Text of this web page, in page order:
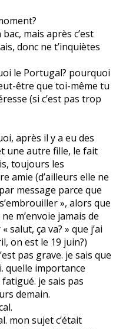
mais après c’est
donc ne t’inquiètes
le Portugal? pourquoi
être que toi-même tu
(si c’est pas trop
après il y a eu des
une autre fille, le fait
toujours les
amie (d’ailleurs elle ne
message parce que
», alors que
m’envoie jamais de
salut, ça va? » que j’ai
on est le 19 juin?)
pas grave. je sais que
quelle importance
je sais pas
demain.
mon sujet c’était